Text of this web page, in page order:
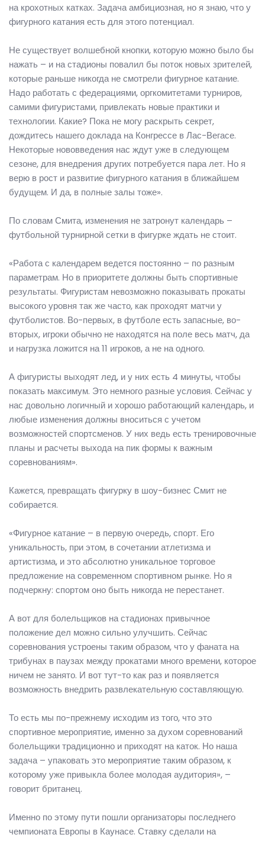
на крохотных катках. Задача амбициозная, но я знаю, что у
фигурного катания есть для этого потенциал.
Не существует волшебной кнопки, которую можно было бы
нажать – и на стадионы повалил бы поток новых зрителей,
которые раньше никогда не смотрели фигурное катание.
Надо работать с федерациями, оргкомитетами турниров,
самими фигуристами, привлекать новые практики и
технологии. Какие? Пока не могу раскрыть секрет,
дождитесь нашего доклада на Конгрессе в Лас-Вегасе.
Некоторые нововведения нас ждут уже в следующем
сезоне, для внедрения других потребуется пара лет. Но я
верю в рост и развитие фигурного катания в ближайшем
будущем. И да, в полные залы тоже».
По словам Смита, изменения не затронут календарь –
футбольной турнирной сетки в фигурке ждать не стоит.
«Работа с календарем ведется постоянно – по разным
параметрам. Но в приоритете должны быть спортивные
результаты. Фигуристам невозможно показывать прокаты
высокого уровня так же часто, как проходят матчи у
футболистов. Во-первых, в футболе есть запасные, во-
вторых, игроки обычно не находятся на поле весь матч, да
и нагрузка ложится на 11 игроков, а не на одного.
А фигуристы выходят лед, и у них есть 4 минуты, чтобы
показать максимум. Это немного разные условия. Сейчас у
нас довольно логичный и хорошо работающий календарь, и
любые изменения должны вноситься с учетом
возможностей спортсменов. У них ведь есть тренировочные
планы и расчеты выхода на пик формы к важным
соревнованиям».
Кажется, превращать фигурку в шоу-бизнес Смит не
собирается.
«Фигурное катание – в первую очередь, спорт. Его
уникальность, при этом, в сочетании атлетизма и
артистизма, и это абсолютно уникальное торговое
предложение на современном спортивном рынке. Но я
подчеркну: спортом оно быть никогда не перестанет.
А вот для болельщиков на стадионах привычное
положение дел можно сильно улучшить. Сейчас
соревнования устроены таким образом, что у фаната на
трибунах в паузах между прокатами много времени, которое
ничем не занято. И вот тут-то как раз и появляется
возможность внедрить развлекательную составляющую.
То есть мы по-прежнему исходим из того, что это
спортивное мероприятие, именно за духом соревнований
болельщики традиционно и приходят на каток. Но наша
задача – упаковать это мероприятие таким образом, к
которому уже привыкла более молодая аудитория», –
говорит британец.
Именно по этому пути пошли организаторы последнего
чемпионата Европы в Каунасе. Ставку сделали на